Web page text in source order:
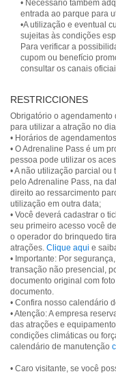
• Necessário também
entrada ao parque para
•A utilização e eventual
sujeitas às condições
Para verificar a
cupom ou benefício
consultar os canais
RESTRICCIONES
Obrigatório o
para utilizar a atração no
• Horários de
• O Adrenaline Pass é um
pessoa pode utilizar os
• A não utilização parcial
pelo Adrenaline Pass, na
direito ao ressarcimento
utilização em outra data;
• Você deverá cadastrar o
seu primeiro acesso você
o operador do brinquedo
atrações. Clique aqui e
• Importante: Por
transação não presencial,
documento original com
documento.
• Confira nosso calendário
• Atenção: A empresa
das atrações e
condições climáticas ou
calendário de manutenção
• Caro visitante, se você